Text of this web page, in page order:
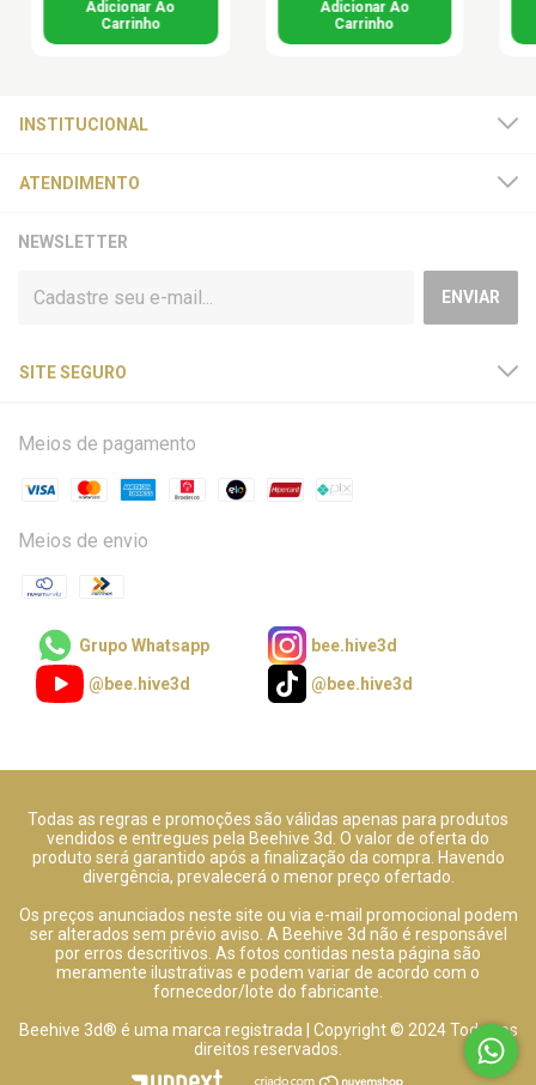
INSTITUCIONAL
ATENDIMENTO
NEWSLETTER
SITE SEGURO
Meios de pagamento
Meios de envio
Grupo Whatsapp
bee.hive3d
@bee.hive3d
@bee.hive3d
Todas as regras e promoções são válidas apenas para produtos
vendidos e entregues pela Beehive 3d. O valor de oferta do
produto será garantido após a finalização da compra. Havendo
divergência, prevalecerá o menor preço ofertado.
Os preços anunciados neste site ou via e-mail promocional podem
ser alterados sem prévio aviso. A Beehive 3d não é responsável
por erros descritivos. As fotos contidas nesta página são
meramente ilustrativas e podem variar de acordo com o
fornecedor/lote do fabricante.
Beehive 3d® é uma marca registrada | Copyright © 2024 Todos os
direitos reservados.